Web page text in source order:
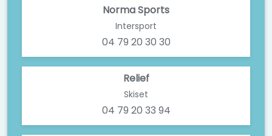
Norma Sports
Intersport
04 79 20 30 30
Relief
Skiset
04 79 20 33 94